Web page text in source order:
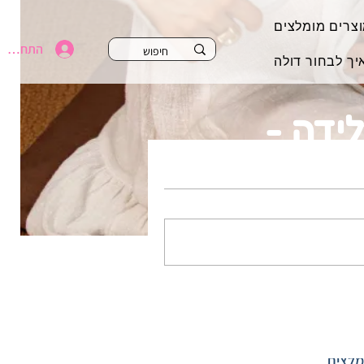
התחברי
מומלצים
לבחור דולה
-